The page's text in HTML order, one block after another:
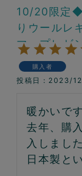
10/20限定
りウールレ
マープレゼ
購入者
投稿日 2023/
暖かいです
去年、購
入しました
日本製と